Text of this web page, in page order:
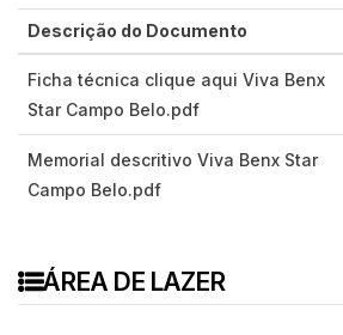
Descrição do Documento
Ficha técnica clique aqui Viva Benx
Star Campo Belo.pdf
Memorial descritivo Viva Benx Star
Campo Belo.pdf
ÁREA DE LAZER